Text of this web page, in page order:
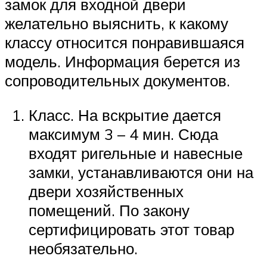
замок для входной двери
желательно выяснить, к какому
классу относится понравившаяся
модель. Информация берется из
сопроводительных документов.
Класс. На вскрытие дается
максимум 3 – 4 мин. Сюда
входят ригельные и навесные
замки, устанавливаются они на
двери хозяйственных
помещений. По закону
сертифицировать этот товар
необязательно.